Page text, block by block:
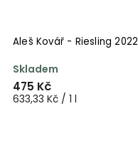
Aleš Kovář - Riesling 2022
Skladem
475 Kč
633,33 Kč / 1 l